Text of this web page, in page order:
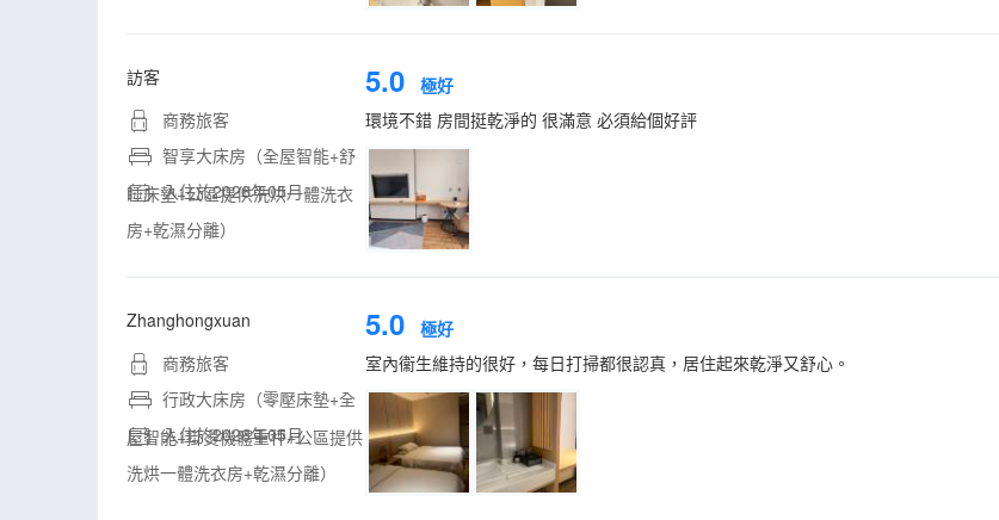
訪客
商務旅客
智享大床房（全屋智能+舒
睡床墊+公區提供洗烘一體洗衣
房+乾濕分離）
入住於2026年05月
5.0 極好
環境不錯 房間挺乾淨的 很滿意 必須給個好評
Zhanghongxuan
商務旅客
行政大床房（零壓床墊+全
屋智能+掛燙機體重秤+公區提供
洗烘一體洗衣房+乾濕分離）
入住於2026年05月
5.0 極好
室內衞生維持的很好，每日打掃都很認真，居住起來乾淨又舒心。